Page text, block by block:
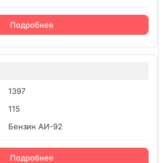
Подробнее
1397
115
Бензин АИ-92
Подробнее